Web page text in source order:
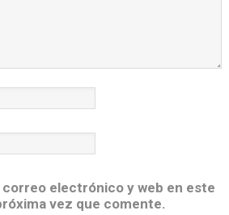
correo electrónico y web en este
vez que comente.